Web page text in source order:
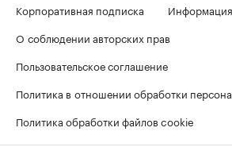
Корпоративная подписка
О соблюдении авторских прав
Пользовательское соглашение
Политика в отношении обработки
Политика обработки файлов cookie